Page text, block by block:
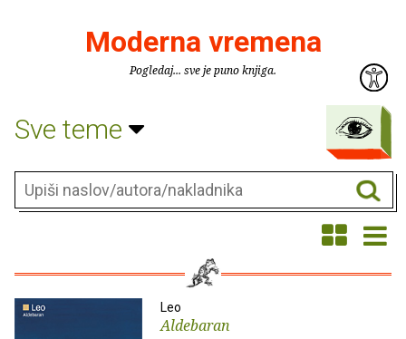
Moderna vremena
Pogledaj... sve je puno knjiga.
Sve teme
Leo
Aldebaran